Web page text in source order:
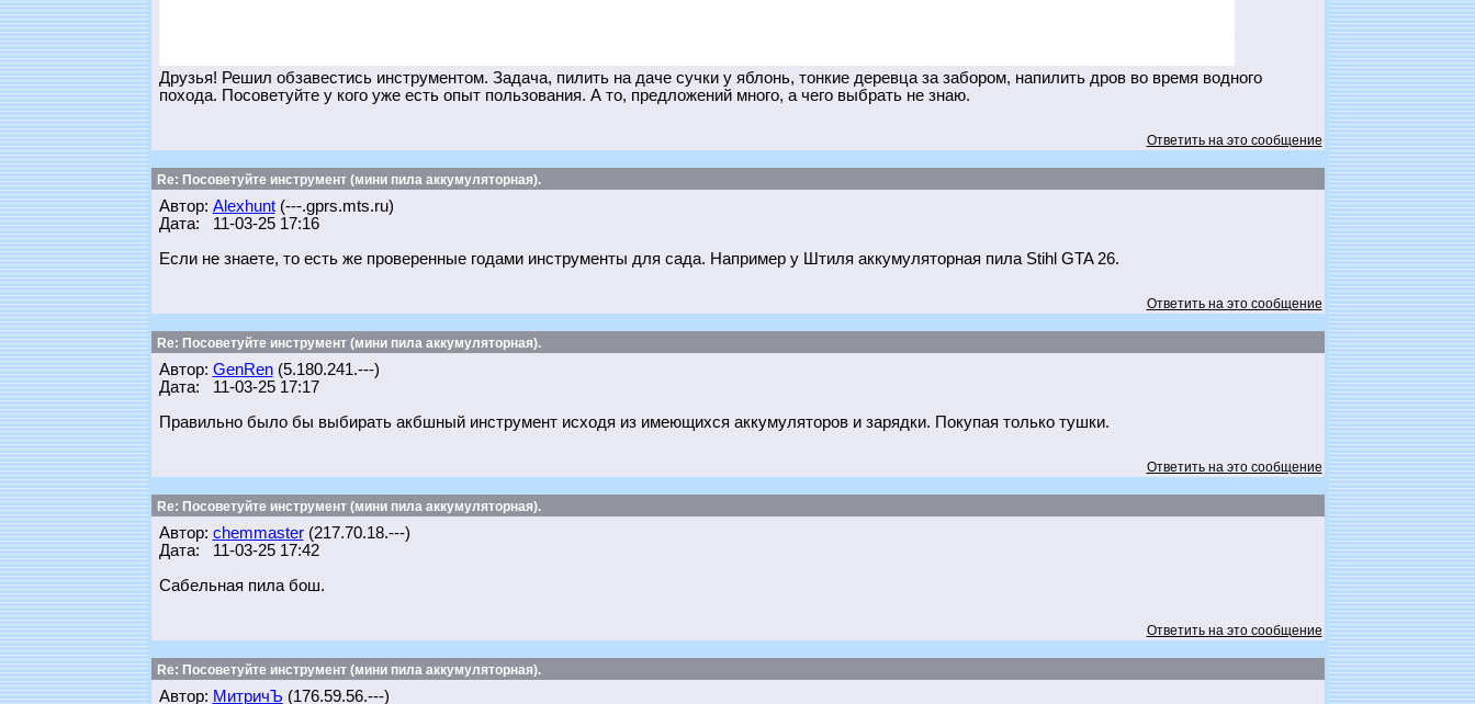
Друзья! Решил обзавестись инструментом. Задача, пилить на даче сучки у яблонь, тонкие деревца за забором, напилить дров во время водного
похода. Посоветуйте у кого уже есть опыт пользования. А то, предложений много, а чего выбрать не знаю.
Ответить на это сообщение
Re: Посоветуйте инструмент (мини пила аккумуляторная).
Автор: Alexhunt(---.gprs.mts.ru)
Дата: 11-03-25 17:16
Если не знаете, то есть же проверенные годами инструменты для сада. Например у Штиля аккумуляторная пила Stihl GTA 26.
Ответить на это сообщение
Re: Посоветуйте инструмент (мини пила аккумуляторная).
Автор: GenRen(5.180.241.---)
Дата: 11-03-25 17:17
Правильно было бы выбирать акбшный инструмент исходя из имеющихся аккумуляторов и зарядки. Покупая только тушки.
Ответить на это сообщение
Re: Посоветуйте инструмент (мини пила аккумуляторная).
Автор: chemmaster(217.70.18.---)
Дата: 11-03-25 17:42
Сабельная пила бош.
Ответить на это сообщение
Re: Посоветуйте инструмент (мини пила аккумуляторная).
Автор: МитричЪ (176.59.56.---)